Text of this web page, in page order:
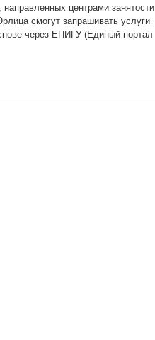
направленных центрами занятости
смогут запрашивать услуги
через ЕПИГУ (Единый портал